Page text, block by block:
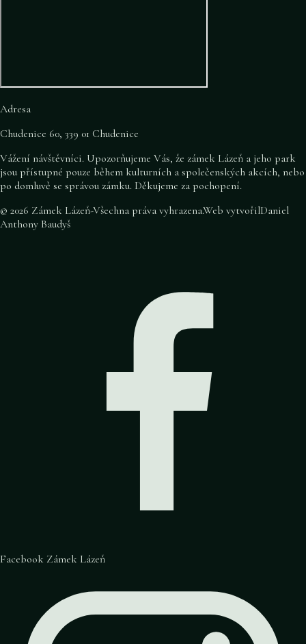
Adresa
Chudenice 60, 339 01 Chudenice
Vážení návštěvníci. Upozorňujeme Vás, že zámek Lázeň a jeho park
jsou přístupné pouze během kulturních a společenských akcích, nebo
po domluvě se správou zámku. Děkujeme za pochopení.
© 2026 Zámek Lázeň-Všechna práva vyhrazena.Web vytvořilDaniel
Anthony Baudyš
Facebook Zámek Lázeň